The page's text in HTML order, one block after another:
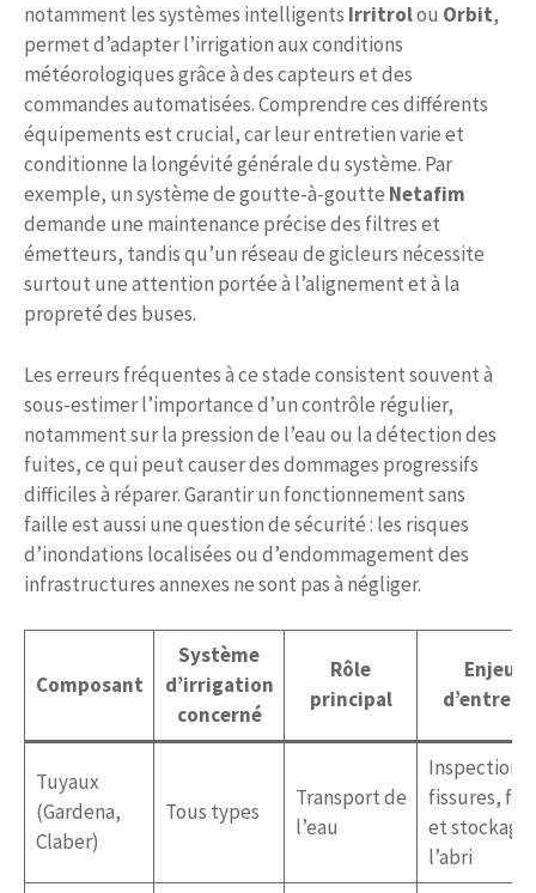
notamment les systèmes intelligents Irritrolou Orbit,
permet d’adapter l’irrigation aux conditions
météorologiques grâce à des capteurs et des
commandes automatisées. Comprendre ces différents
équipements est crucial, car leur entretien varie et
conditionne la longévité générale du système. Par
exemple, un système de goutte-à-goutte Netafim
demande une maintenance précise des filtres et
émetteurs, tandis qu’un réseau de gicleurs nécessite
surtout une attention portée à l’alignement et à la
propreté des buses.
Les erreurs fréquentes à ce stade consistent souvent à
sous-estimer l’importance d’un contrôle régulier,
notamment sur la pression de l’eau ou la détection des
fuites, ce qui peut causer des dommages progressifs
difficiles à réparer. Garantir un fonctionnement sans
faille est aussi une question de sécurité : les risques
d’inondations localisées ou d’endommagement des
infrastructures annexes ne sont pas à négliger.
Composant
Système
d’irrigation
concerné
Rôle
principal
Enjeux
Tuyaux
(Gardena,
Claber)
Tous types
Transport de
l’eau
Inspection
fissures,
et stockage
l’abri